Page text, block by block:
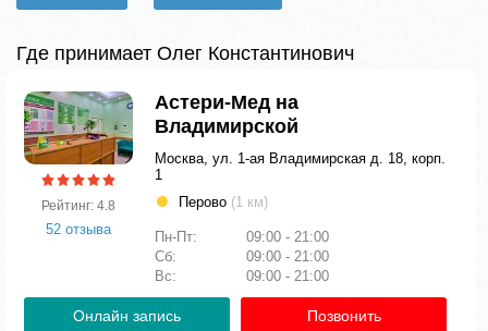
Где принимает Олег Константинович
Рейтинг: 4.8
52 отзыва
Астери-Мед на
Владимирской
Москва, ул. 1-ая Владимирская д. 18, корп.
1
Перово (1 км)
Пн-Пт:
09:00 - 21:00
Сб:
09:00 - 21:00
Вс:
09:00 - 21:00
Онлайн запись Позвонить